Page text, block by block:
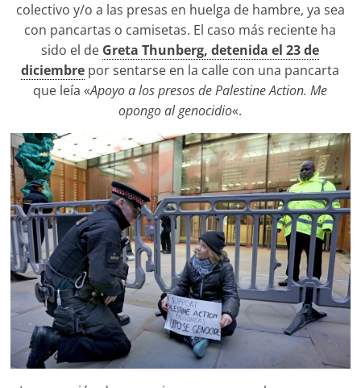
colectivo y/o a las presas en huelga de hambre, ya sea
con pancartas o camisetas. El caso más reciente ha
sido el de Greta Thunberg, detenida el 23 de
diciembre por sentarse en la calle con una pancarta
que leía «Apoyo a los presos de Palestine Action. Me
opongo al genocidio«.